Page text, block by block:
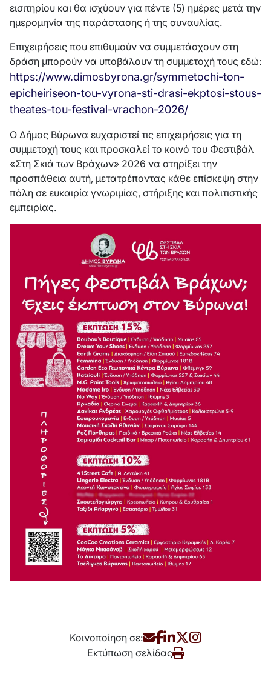
εισιτηρίου και θα ισχύουν για πέντε (5) ημέρες μετά την
ημερομηνία της παράστασης ή της συναυλίας.
Επιχειρήσεις που επιθυμούν να συμμετάσχουν στη
δράση μπορούν να υποβάλουν τη συμμετοχή τους εδώ:
https://www.dimosbyrona.gr/symmetochi-ton-
epicheiriseon-tou-vyrona-sti-drasi-ekptosi-stous-
theates-tou-festival-vrachon-2026/
Ο Δήμος Βύρωνα ευχαριστεί τις επιχειρήσεις για τη
συμμετοχή τους και προσκαλεί το κοινό του Φεστιβάλ
«Στη Σκιά των Βράχων» 2026 να στηρίξει την
προσπάθεια αυτή, μετατρέποντας κάθε επίσκεψη στην
πόλη σε ευκαιρία γνωριμίας, στήριξης και πολιτιστικής
εμπειρίας.
Κοινοποίηση σε:
Εκτύπωση σελίδας